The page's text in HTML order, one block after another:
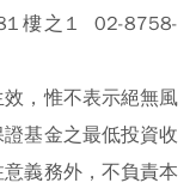
樓之1 02-8758-
，惟不表示絕無風
基金之最低投資收
義務外，不負責本